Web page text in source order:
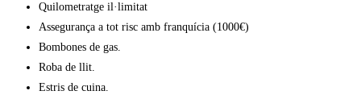
Quilometratge il·limitat
Assegurança a tot risc amb franquícia (1000€)
Bombones de gas.
Roba de llit.
Estris de cuina.